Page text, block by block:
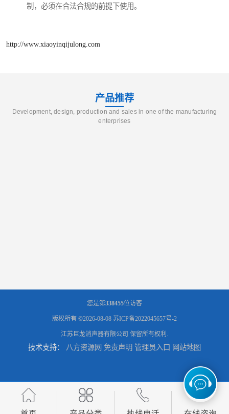
制，必须在合法合规的前提下使用。
http://www.xiaoyinqijulong.com
产品推荐
Development, design, production and sales in one of the manufacturing
enterprises
您是第338455位访客
版权所有 ©2026-08-08 苏ICP备2022045657号-2
江苏巨龙消声器有限公司 保留所有权利.
技术支持： 八方资源网 免责声明 管理员入口 网站地图